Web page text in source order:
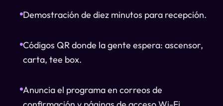
Demostración de diez minutos para recepción.
Códigos QR donde la gente espera: ascensor,
carta, tee box.
Anuncia el programa en correos de